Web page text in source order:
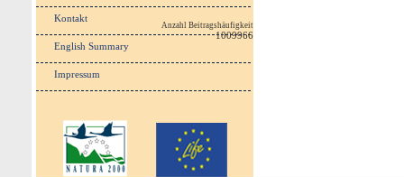
Kontakt
English Summary
Impressum
Anzahl Beitragshäufigkeit
1009966